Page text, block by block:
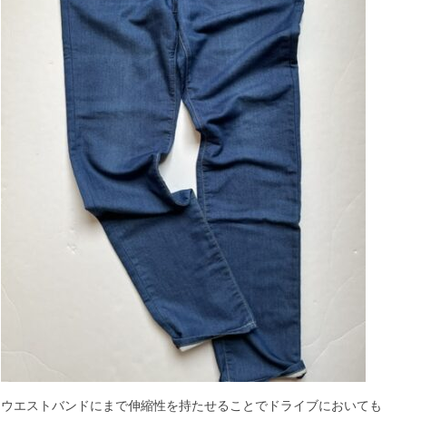
ウエストバンドにまで伸縮性を持たせることでドライブにおいても